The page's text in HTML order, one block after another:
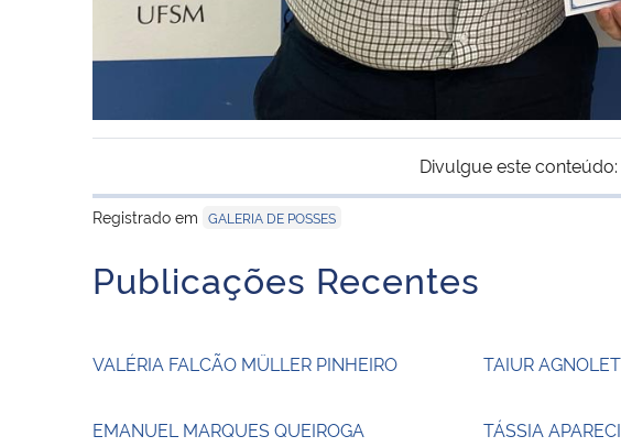
Divulgue este conteúdo:
Registrado em GALERIA DE POSSES
Publicações Recentes
VALÉRIA FALCÃO MÜLLER PINHEIRO TAIUR
EMANUEL MARQUES QUEIROGA TÁSSIA